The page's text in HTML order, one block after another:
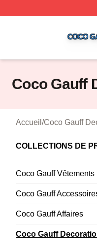
Coco Gauff
Accueil /Coco Gauff
COLLECTIONS DE
Coco Gauff Vêtements
Coco Gauff
Coco Gauff Affaires
Coco Gauff